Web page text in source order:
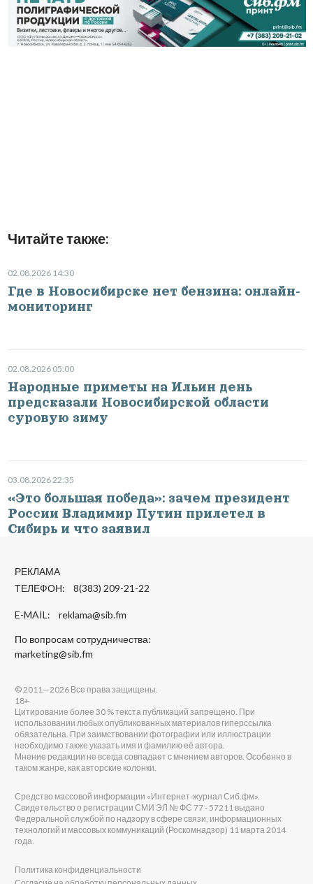
Читайте также:
02.08.2026 14:30
Где в Новосибирске нет бензина: онлайн-
мониторинг
02.08.2026 05:00
Народные приметы на Ильин день
предсказали Новосибирской области
суровую зиму
03.08.2026 22:35
«Это большая победа»: зачем президент
России Владимир Путин прилетел в
Сибирь и что заявил
РЕКЛАМА
ТЕЛЕФОН: 8(383) 209-21-22
E-MAIL: reklama@sib.fm
По вопросам сотрудничества:
marketing@sib.fm
© 2011—2026 Все права защищены.
18+
Цитирование более 30 % текста публикаций запрещено. При
использовании любых опубликованных материалов гиперссылка
обязательна. При заимствовании фотографии или иллюстрации
необходимо также указать имя и фамилию её автора.
Мнение редакции не всегда совпадает с мнением авторов. Особенно в
таком жанре, как авторские колонки.
Средство массовой информации «Интернет-журнал Сиб.фм».
Свидетельство о регистрации СМИ ЭЛ № ФС 77 - 57211 выдано
Федеральной службой по надзору в сфере связи, информационных
технологий и массовых коммуникаций (Роскомнадзор) 11 марта 2014
года.
Политика конфиденциальности